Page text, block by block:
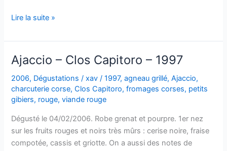
Ajaccio
Domaine
Comte
Peraldi
–
1998
Lire la suite »
Ajaccio – Clos Capitoro – 1997
2006, Dégustations /xav/1997,agneau grillé,Ajaccio,
charcuterie corse,Clos Capitoro,fromages corses, petits
gibiers, rouge,viande rouge
Dégusté le 04/02/2006. Robe grenat et pourpre. 1er nez
sur les fruits rouges et noirs très mûrs : cerise noire, fraise
compotée, cassis et griotte. On a aussi des notes de